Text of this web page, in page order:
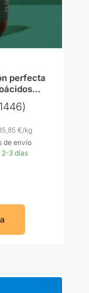
perfecta
Dr.
€/kg
de envío
2-3 días